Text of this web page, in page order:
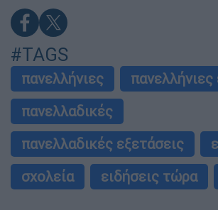
#TAGS
πανελλήνιες
πανελλήνιες
πανελλαδικές
πανελλαδικές εξετάσεις
σχολεία
ειδήσεις τώρα